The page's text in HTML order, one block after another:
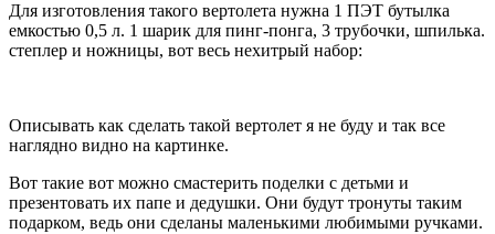
Для изготовления такого вертолета нужна 1 ПЭТ бутылка
емкостью 0,5 л. 1 шарик для пинг-понга, 3 трубочки, шпилька.
степлер и ножницы, вот весь нехитрый набор:
Описывать как сделать такой вертолет я не буду и так все
наглядно видно на картинке.
Вот такие вот можно смастерить поделки с детьми и
презентовать их папе и дедушки. Они будут тронуты таким
подарком, ведь они сделаны маленькими любимыми ручками.